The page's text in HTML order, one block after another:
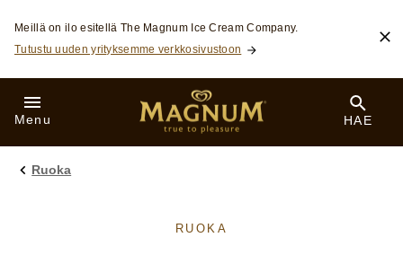
Skip to:
Meillä on ilo esitellä The Magnum Ice Cream Company.
Tutustu uuden yrityksemme verkkosivustoon
Menu HAE
Ruoka
RUOKA